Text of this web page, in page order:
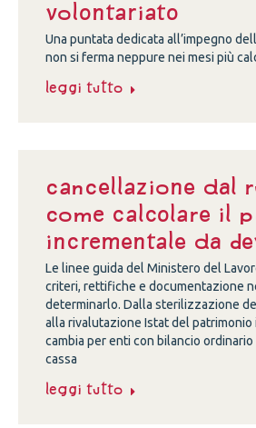
volontariato
Una puntata dedicata all’impegno
non si ferma neppure nei mesi più
Leggi tutto
Cancellazione dal
come calcolare il
incrementale da
Le linee guida del Ministero del
criteri, rettifiche e documentazione
determinarlo. Dalla sterilizzazione
alla rivalutazione Istat del patrimonio
cambia per enti con bilancio
cassa
Leggi tutto